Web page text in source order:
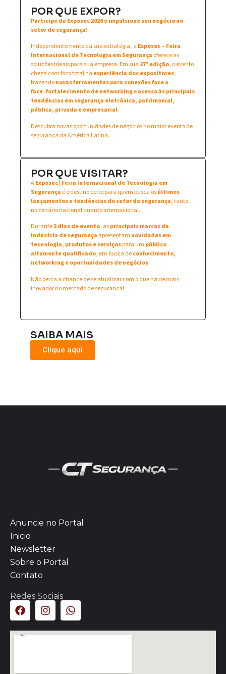
POR QUE EXPOR?
Participe da Exposec 2026 e impulsione seu negócio no
setor de segurança!
Independentemente da sua estratégia, a Exposec – Feira
Internacional de Tecnologia em Segurança oferece as
soluções ideais para sua empresa. Em sua 27ª edição, o evento
chega com foco total na experiência dos expositores,
trazendonovas ferramentas para conexões face a
face,fortalecimento de networkingeacesso às principais
tendências em segurança eletrônica, patrimonial,
pública, privada e empresarial.
Descubra novas oportunidades de negócios no maior evento de
segurança da América Latina.
POR QUE VISITAR?
AExposec | Feira Internacional de Tecnologia em
Segurança é o destino certo para quem busca osúltimos
lançamentos e tendências do setor de segurança, tanto
no cenário nacional quanto internacional.
Durante3 dias de evento, asprincipais marcas da
indústria de segurança apresentam novidades em
tecnologia, produtos e serviçospara um público
altamente qualificado, em busca deconhecimento,
networking e oportunidades de negócios.
Não perca a chance de se atualizar com o que há de mais
inovador no mercado de segurança!
SAIBA MAIS
Clique aqui
Anuncie no Portal
Inicio
Newsletter
Sobre o Portal
Contato
Redes Sociais